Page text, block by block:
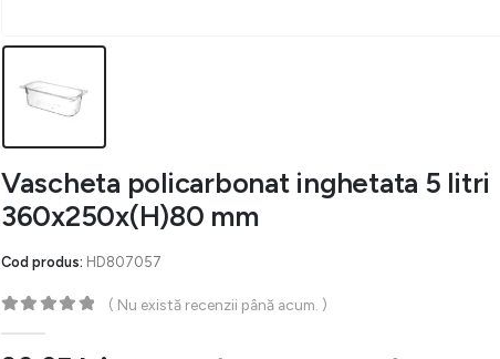
Vascheta policarbonat inghetata 5 litri
360x250x(H)80 mm
Cod produs: HD807057
( Nu există recenzii până acum. )